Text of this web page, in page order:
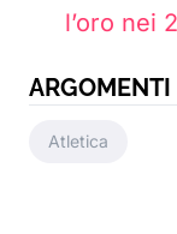
l’oro nei
ARGOMENTI
Atletica